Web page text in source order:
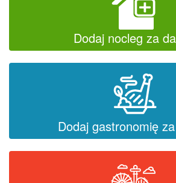
Dodaj nocleg za
Dodaj gastronomię